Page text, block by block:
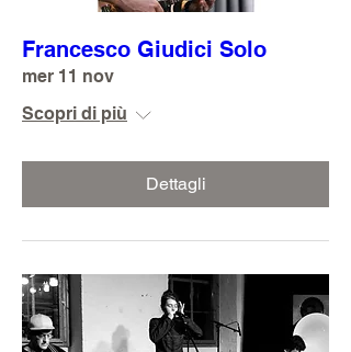
Francesco Giudici Solo
mer 11 nov
Scopri di più
Dettagli